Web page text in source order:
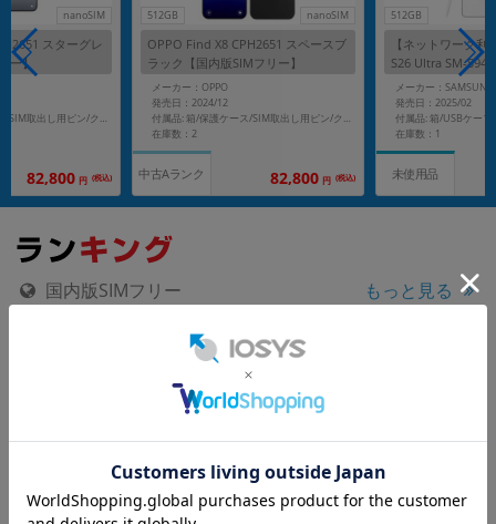
nanoSIM
スターグレ
ー】
付属品: 箱/保護ケース/SIM取出し用ピン/クイックガイド
82,800 円 (税込)
512GB nanoSIM
OPPO Find X8 CPH2651 スペースブ
ラック【国内版SIMフリー】
メーカー：OPPO
発売日：2024/12
付属品: 箱/保護ケース/SIM取出し用ピン/クイックガイド
在庫数：2
中古Aランク 82,800 円 (税込)
512GB
【ネットワーク
S26 Ultra SM-
【SoftBank版
メーカー：SAMSUNG
発売日：2025/02
在庫数：1
未使用品
国内版SIMフリー もっと見る